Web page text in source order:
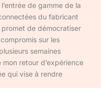
de gamme de la
du fabricant
de démocratiser
sur les
semaines
retour d’expérience
qui vise à rendre